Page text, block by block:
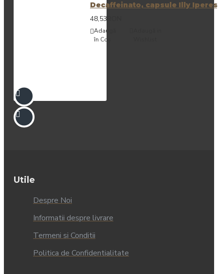
Decaffeinato, capsule Illy
48,53RON
Adaugă
în Coş
Utile
Despre Noi
Informatii despre livrare
Termeni si Conditii
Politica de Confidentialitate